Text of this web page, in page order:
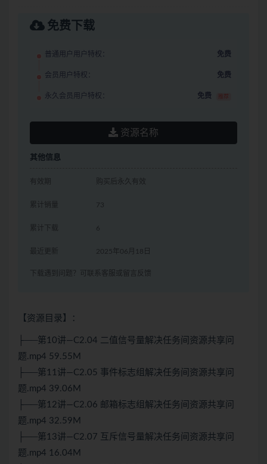
免费下载
普通用户用户特权： 免费
会员用户特权： 免费
永久会员用户特权： 免费 推荐
资源名称
其他信息
有效期 购买后永久有效
累计销量 73
累计下载 6
最近更新 2025年06月18日
下载遇到问题？可联系客服或留言反馈
【资源目录】：
├──第10讲—C2.04 二值信号量解决任务间资源共享问
题.mp4 59.55M
├──第11讲—C2.05 事件标志组解决任务间资源共享问
题.mp4 39.06M
├──第12讲—C2.06 邮箱标志组解决任务间资源共享问
题.mp4 32.59M
├──第13讲—C2.07 互斥信号量解决任务间资源共享问
题.mp4 16.04M